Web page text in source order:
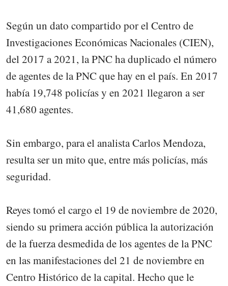
Según un dato compartido por el Centro de
Investigaciones Económicas Nacionales (CIEN),
del 2017 a 2021, la PNC ha duplicado el número
de agentes de la PNC que hay en el país. En 2017
había 19,748 policías y en 2021 llegaron a ser
41,680 agentes.
Sin embargo, para el analista Carlos Mendoza,
resulta ser un mito que, entre más policías, más
seguridad.
Reyes tomó el cargo el 19 de noviembre de 2020,
siendo su primera acción pública la autorización
de la fuerza desmedida de los agentes de la PNC
en las manifestaciones del 21 de noviembre en
Centro Histórico de la capital. Hecho que le